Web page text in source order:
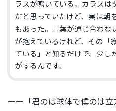
ラスが鳴いている。カラスは
だと思っていたけど、実は朝
もあった。言葉が通じ合わな
が抱えているけれど、その「
ている」と知るだけで、少し
がするんです。
ーー「君のは球体で僕のは